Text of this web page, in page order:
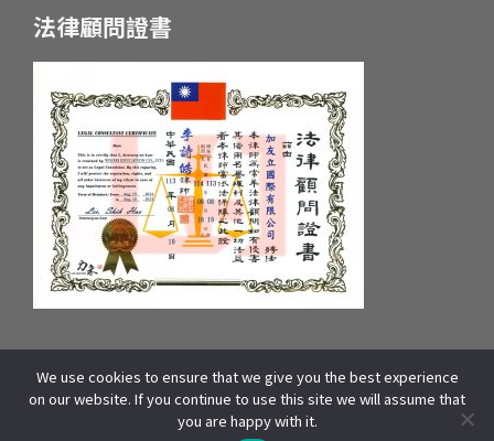
法律顧問證書
統一編號：55657233 府產業商字第：10659607600號
COPYRIGHT © 2025 WOORI EDUCATION GROUP. ALL RIGHTS
RESERVED | 本站資源包含影像、文字皆來自WOORI 加拿大總部,版權所有]
We use cookies to ensure that we give you the best experience
on our website. If you continue to use this site we will assume that
you are happy with it.
線上諮詢